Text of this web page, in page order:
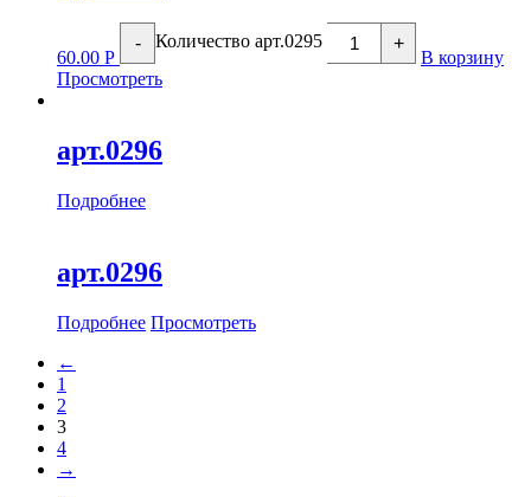
60.00 Р
- Количество арт.0295 +
В корзину
Просмотреть
арт.0296
Подробнее
арт.0296
Подробнее Просмотреть
←
1
2
3
4
→